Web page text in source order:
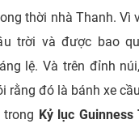
thời nhà Thanh. Vì
trời và được bao
lệ. Và trên đỉnh
rằng đó là bánh xe
Kỷ lục Guinness